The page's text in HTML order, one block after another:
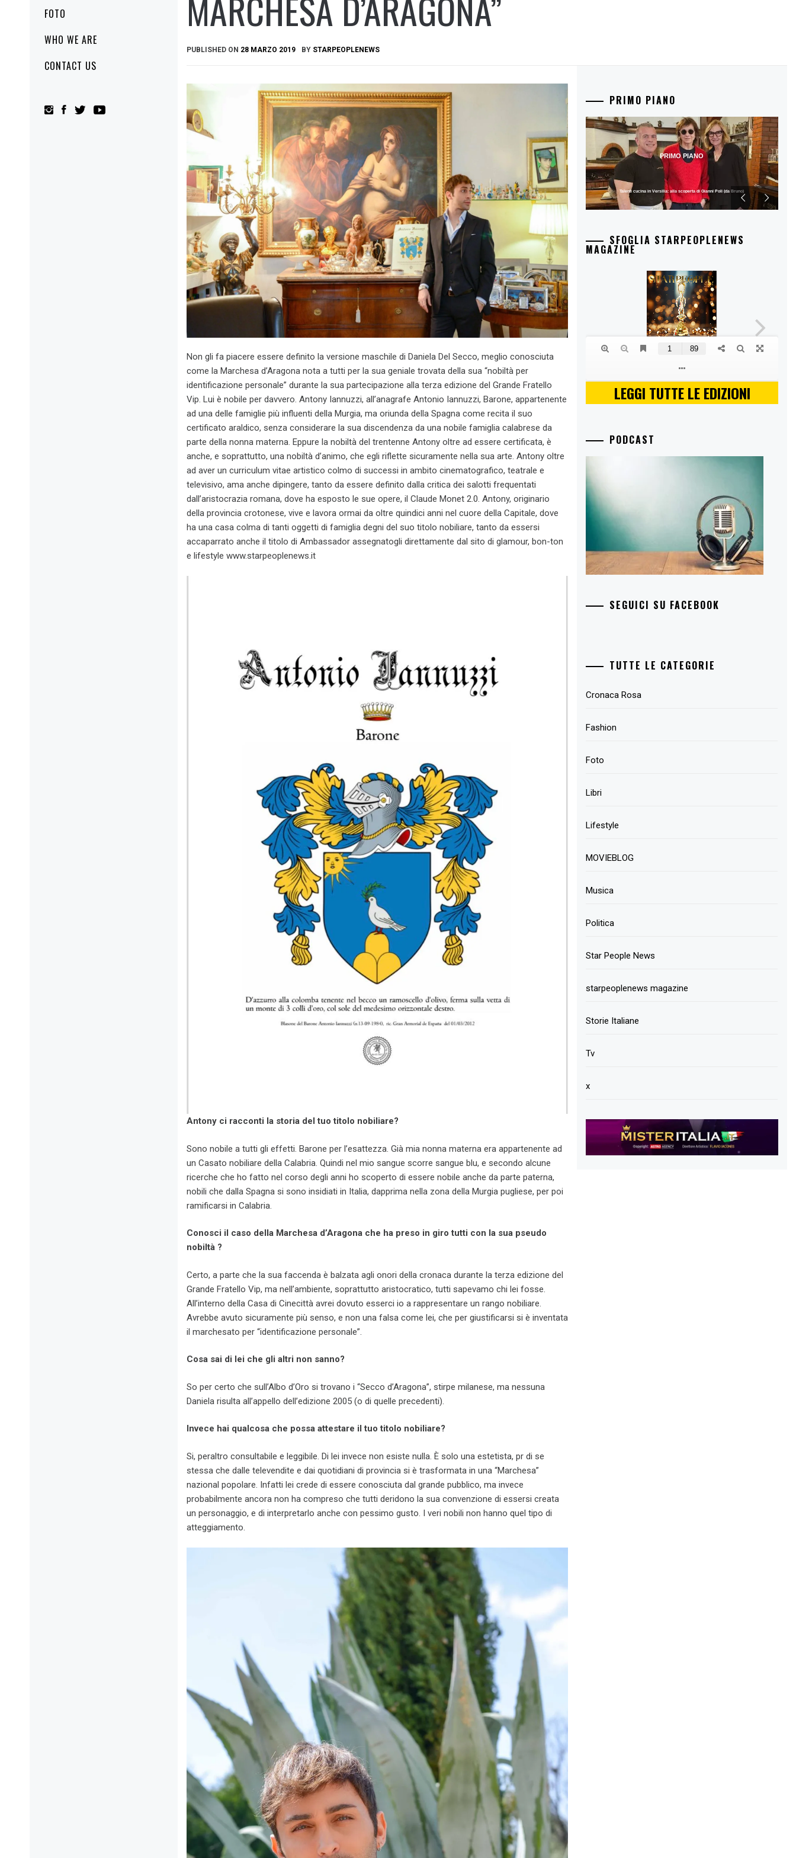
FOTO
WHO WE ARE
CONTACT US
PUBLISHED ON 28 MARZO 2019 BY STARPEOPLENEWS
Non gli fa piacere essere definito la versione maschile di Daniela Del Secco, meglio conosciuta
come la Marchesa d’Aragona nota a tutti per la sua geniale trovata della sua “nobiltà per
identificazione personale” durante la sua partecipazione alla terza edizione del Grande Fratello
Vip. Lui è nobile per davvero. Antony Iannuzzi, all’anagrafe Antonio Iannuzzi, Barone, appartenente
ad una delle famiglie più influenti della Murgia, ma oriunda della Spagna come recita il suo
certificato araldico, senza considerare la sua discendenza da una nobile famiglia calabrese da
parte della nonna materna. Eppure la nobiltà del trentenne Antony oltre ad essere certificata, è
anche, e soprattutto, una nobiltà d’animo, che egli riflette sicuramente nella sua arte. Antony oltre
ad aver un curriculum vitae artistico colmo di successi in ambito cinematografico, teatrale e
televisivo, ama anche dipingere, tanto da essere definito dalla critica dei salotti frequentati
dall’aristocrazia romana, dove ha esposto le sue opere, il Claude Monet 2.0. Antony, originario
della provincia crotonese, vive e lavora ormai da oltre quindici anni nel cuore della Capitale, dove
ha una casa colma di tanti oggetti di famiglia degni del suo titolo nobiliare, tanto da essersi
accaparrato anche il titolo di Ambassador assegnatogli direttamente dal sito di glamour, bon-ton
e lifestyle www.starpeoplenews.it
Antony ci racconti la storia del tuo titolo nobiliare?
Sono nobile a tutti gli effetti. Barone per l’esattezza. Già mia nonna materna era appartenente ad
un Casato nobiliare della Calabria. Quindi nel mio sangue scorre sangue blu, e secondo alcune
ricerche che ho fatto nel corso degli anni ho scoperto di essere nobile anche da parte paterna,
nobili che dalla Spagna si sono insidiati in Italia, dapprima nella zona della Murgia pugliese, per poi
ramificarsi in Calabria.
Conosci il caso della Marchesa d’Aragona che ha preso in giro tutti con la sua pseudo
nobiltà ?
Certo, a parte che la sua faccenda è balzata agli onori della cronaca durante la terza edizione del
Grande Fratello Vip, ma nell’ambiente, soprattutto aristocratico, tutti sapevamo chi lei fosse.
All’interno della Casa di Cinecittà avrei dovuto esserci io a rappresentare un rango nobiliare.
Avrebbe avuto sicuramente più senso, e non una falsa come lei, che per giustificarsi si è inventata
il marchesato per “identificazione personale”.
Cosa sai di lei che gli altri non sanno?
So per certo che sull’Albo d’Oro si trovano i “Secco d’Aragona”, stirpe milanese, ma nessuna
Daniela risulta all’appello dell’edizione 2005 (o di quelle precedenti).
Invece hai qualcosa che possa attestare il tuo titolo nobiliare?
Si, peraltro consultabile e leggibile. Di lei invece non esiste nulla. È solo una estetista, pr di se
stessa che dalle televendite e dai quotidiani di provincia si è trasformata in una “Marchesa”
nazional popolare. Infatti lei crede di essere conosciuta dal grande pubblico, ma invece
probabilmente ancora non ha compreso che tutti deridono la sua convenzione di essersi creata
un personaggio, e di interpretarlo anche con pessimo gusto. I veri nobili non hanno quel tipo di
atteggiamento.
PRIMO PIANO
Talenti cucina in Versilia: alla scoperta di Gianni Poli (da Bruno)
PRIMO PIANO
SFOGLIA STARPEOPLENEWS
MAGAZINE
LEGGI TUTTE LE EDIZIONI
PODCAST
SEGUICI SU FACEBOOK
TUTTE LE CATEGORIE
Cronaca Rosa
Fashion
Foto
Libri
Lifestyle
MOVIEBLOG
Musica
Politica
Star People News
starpeoplenews magazine
Storie Italiane
Tv
x